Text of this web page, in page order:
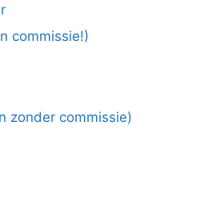
commissie!)
zonder commissie)